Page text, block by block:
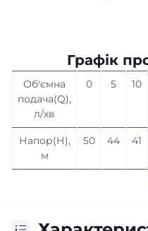
Графік
Об'ємна
подача(Q),
л/хв
0 5 10
Напор(Н),
м
50 44 41